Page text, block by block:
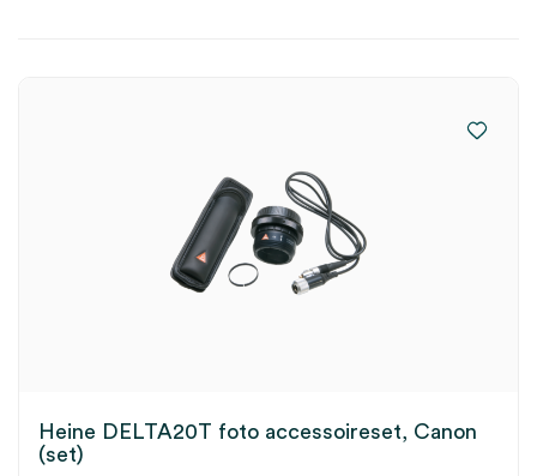
Heine DELTA20T foto accessoireset, Canon
(set)